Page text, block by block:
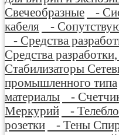
Свечеобразные
-
кабеля
-
- Средства
Средства
Стабилизаторы
промышленного типа
материалы
-
Меркурий
-
розетки
- Тены